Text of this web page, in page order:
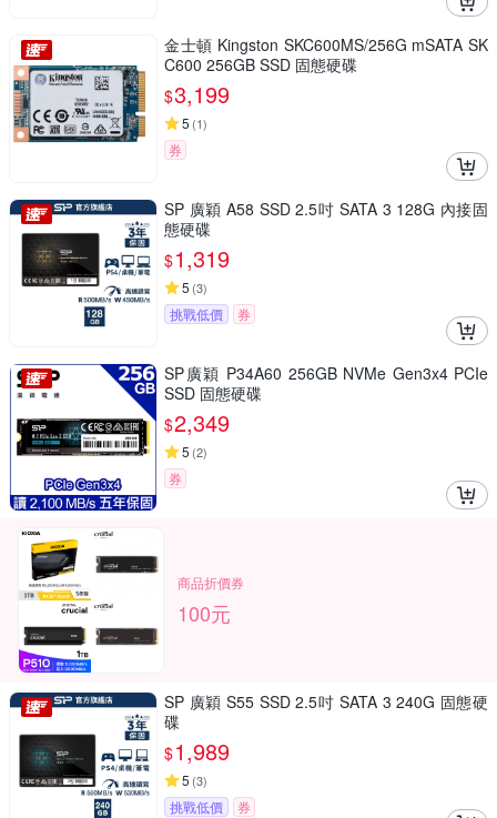
金士頓 Kingston SKC600MS/256G mSATA SK
C600 256GB SSD 固態硬碟
$3,199
5 (1)
券
SP 廣穎 A58 SSD 2.5吋 SATA 3 128G 內接固
態硬碟
$1,319
5 (3)
挑戰低價 券
SP廣穎 P34A60 256GB NVMe Gen3x4 PCIe
SSD 固態硬碟
$2,349
5 (2)
券
商品折價券
100元
SP 廣穎 S55 SSD 2.5吋 SATA 3 240G 固態硬
碟
$1,989
5 (3)
挑戰低價 券